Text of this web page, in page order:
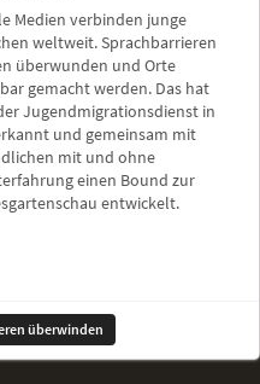
Medien verbinden junge
weltweit. Sprachbarrieren
überwunden und Orte
gemacht werden. Das hat
Jugendmigrationsdienst in
und gemeinsam mit
mit und ohne
einen Bound zur
entwickelt.
überwinden